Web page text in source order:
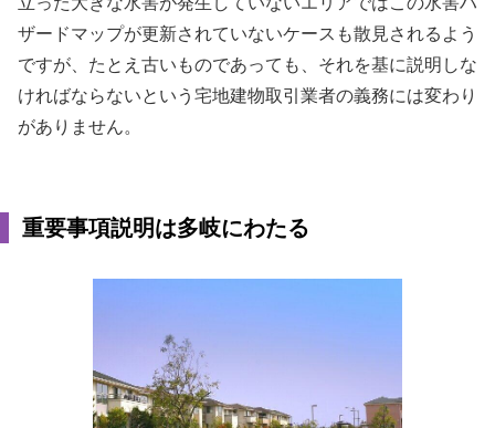
ザードマップが更新されていないケースも散見されるよう
ですが、たとえ古いものであっても、それを基に説明しな
ければならないという宅地建物取引業者の義務には変わり
がありません。
重要事項説明は多岐にわたる